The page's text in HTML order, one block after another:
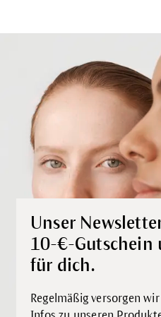
Unser
10-€-
für dich.
Regelmäßig versorgen